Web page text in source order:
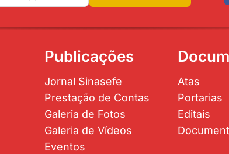
Publicações
Jornal Sinasefe
Prestação de Contas
Galeria de Fotos
Galeria de Vídeos
Eventos
Atas
Portarias
Editais